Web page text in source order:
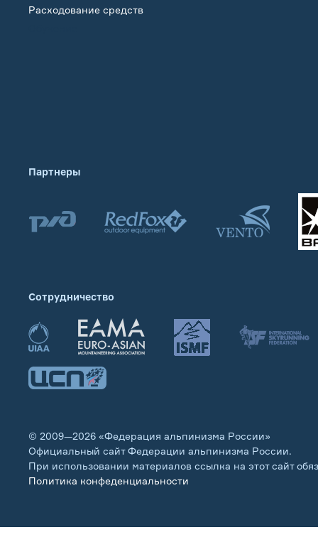
Расходование средств
Партнеры
Сотрудничество
© 2009—2026 «Федерация альпинизма России»
Официальный сайт Федерации альпинизма России.
При использовании материалов ссылка на этот сайт
Политика конфеденциальности